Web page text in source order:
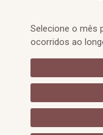
Selecione o mês
ocorridos ao